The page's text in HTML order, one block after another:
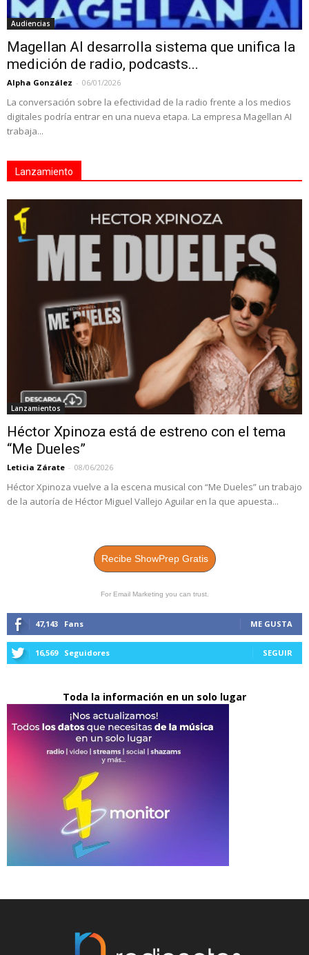
Audiencias
Magellan AI desarrolla sistema que unifica la
medición de radio, podcasts...
Alpha González - 06/01/2026
La conversación sobre la efectividad de la radio frente a los medios
digitales podría entrar en una nueva etapa. La empresa Magellan AI
trabaja...
Lanzamiento
Lanzamientos
Héctor Xpinoza está de estreno con el tema
“Me Dueles”
Leticia Zárate - 08/06/2026
Héctor Xpinoza vuelve a la escena musical con “Me Dueles” un trabajo
de la autoría de Héctor Miguel Vallejo Aguilar en la que apuesta...
Recibe ShowPrep Gratis
For Email Marketing you can trust.
47,143 Fans ME GUSTA
16,569 Seguidores SEGUIR
Toda la información en un solo lugar